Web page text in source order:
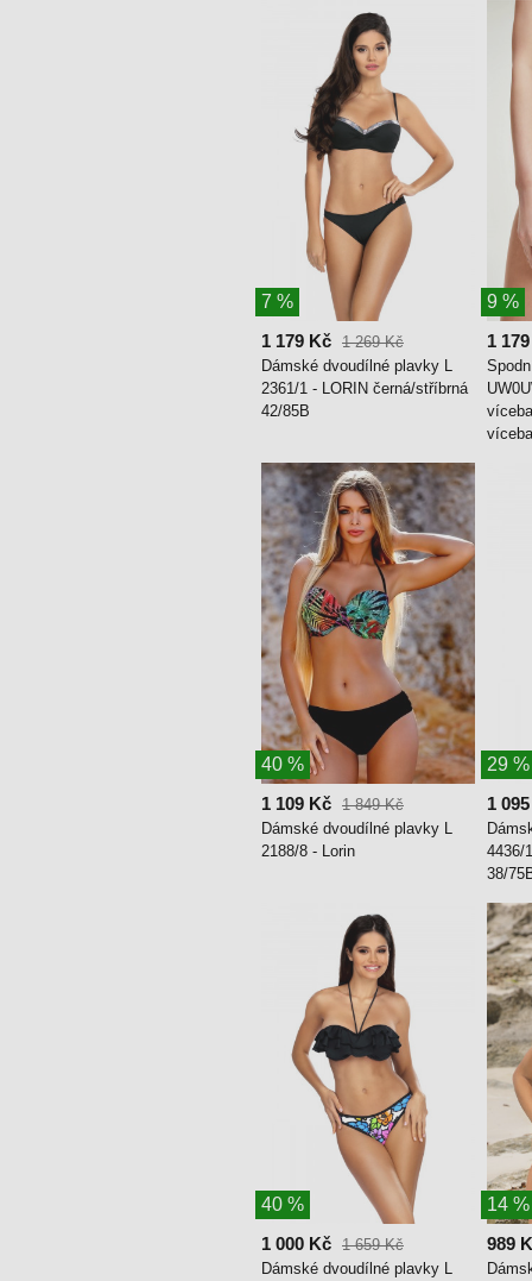
7 %
1 179 Kč 1 269 Kč
Dámské dvoudílné plavky L
2361/1 - LORIN černá/stříbrná
42/85B
9 %
1
40 %
1 109 Kč 1 849 Kč
Dámské dvoudílné plavky L
2188/8 - Lorin
29 %
1
4436/
38/
40 %
1 000 Kč 1 659 Kč
Dámské dvoudílné plavky L
14 %
989